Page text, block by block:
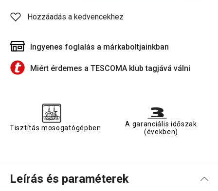
Hozzáadás a kedvencekhez
Ingyenes foglalás a márkaboltjainkban
Miért érdemes a TESCOMA klub tagjává válni
Tisztítás mosogatógépben
A garanciális időszak
(években)
Leírás és paraméterek